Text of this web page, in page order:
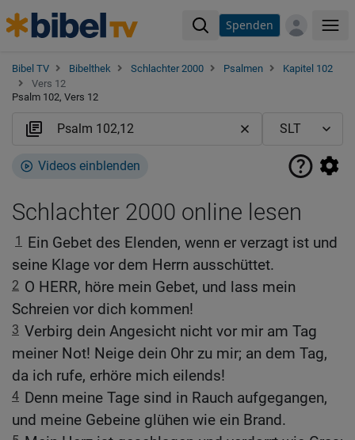
Spenden
Bibel TV Bibelthek Schlachter 2000 Psalmen
Kapitel 102
Vers 12
Psalm 102, Vers 12
Videos einblenden
Schlachter 2000 online lesen
1 Ein Gebet des Elenden, wenn er verzagt ist und
seine Klage vor dem Herrn ausschüttet.
2 O HERR, höre mein Gebet, und lass mein
Schreien vor dich kommen!
3 Verbirg dein Angesicht nicht vor mir am Tag
meiner Not! Neige dein Ohr zu mir; an dem Tag,
da ich rufe, erhöre mich eilends!
4 Denn meine Tage sind in Rauch aufgegangen,
und meine Gebeine glühen wie ein Brand.